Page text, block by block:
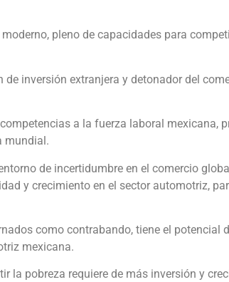
pleno de capacidades para
inversión extranjera y detonador del
a la fuerza laboral mexicana,
mundial.
de incertidumbre en el comercio
y crecimiento en el sector automotriz,
como contrabando, tiene el potencial
mexicana.
la pobreza requiere de más inversión y